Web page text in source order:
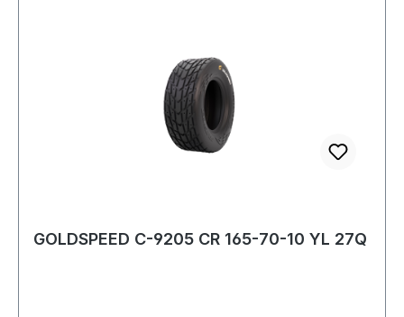
GOLDSPEED C-9205 CR 165-70-10 YL 27Q